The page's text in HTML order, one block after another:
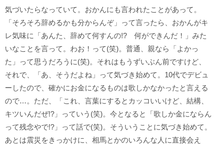
気づいたらなっていて。おかんにも言われたことがあって。
「そろそろ辞めるかも分からんぞ」って言ったら、おかんがキ
レ気味に「あんた、辞めて何すんの!? 何ができんだ！」みた
いなことを言って。わお！って(笑)。普通、親なら「よかっ
た」って思うだろうに(笑)。それはもうずいぶん前ですけど、
それで、「あ、そうだよね」って気づき始めて。10代でデビュ
ーしたので、確かにお金になるものは歌しかなかったと言える
ので…。ただ、「これ、言葉にするとカッコいいけど、結構、
キツいんだぜ!?」っていう(笑)。今となると「歌しか金にならん
って残念やで!?」って話で(笑)。そういうことに気づき始めて。
あとは震災をきっかけに、相馬とかのいろんな人に直接会え